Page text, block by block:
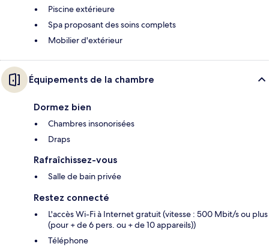
Piscine extérieure
Spa proposant des soins complets
Mobilier d'extérieur
Équipements de la chambre
Dormez bien
Chambres insonorisées
Draps
Rafraîchissez-vous
Salle de bain privée
Restez connecté
L'accès Wi-Fi à Internet gratuit (vitesse : 500 Mbit/s ou plus
(pour + de 6 pers. ou + de 10 appareils))
Téléphone